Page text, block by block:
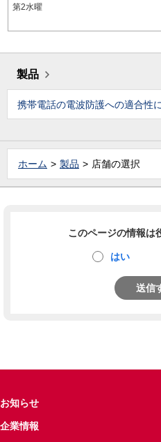
第2水曜
製品
携帯電話の電波防護への適合性
ホーム 製品 店舗の選択
このページの情報は
はい
送信
お知らせ
企業情報